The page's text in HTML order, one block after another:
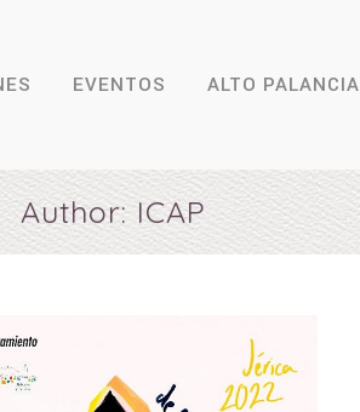
EVENTOS ALTO PALANCIA
Author: ICAP